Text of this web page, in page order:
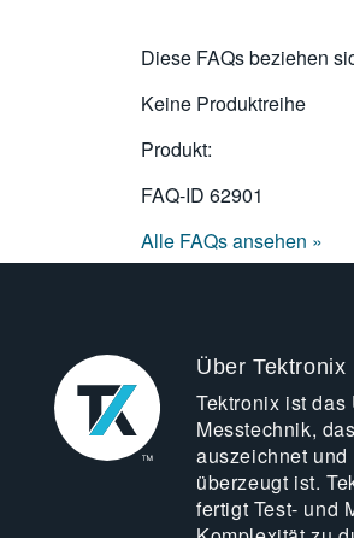
Diese FAQs beziehen
Keine Produktreihe
Produkt:
FAQ-ID 62901
Alle FAQs ansehen »
Über Tektronix
Tektronix ist das
Messtechnik,
auszeichnet
überzeugt ist.
fertigt Test- und